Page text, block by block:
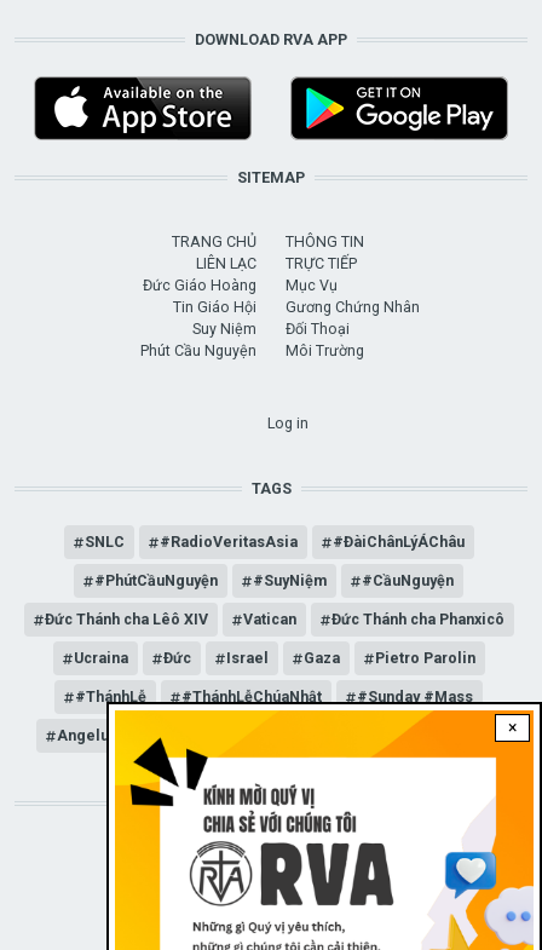
×
DOWNLOAD RVA APP
SITEMAP
TRANG CHỦ
LIÊN LẠC
Đức Giáo Hoàng
Tin Giáo Hội
Suy Niệm
Phút Cầu Nguyện
THÔNG TIN
TRỰC TIẾP
Mục Vụ
Gương Chứng Nhân
Đối Thoại
Môi Trường
Log in
TAGS
SNLC #RadioVeritasAsia #ĐàiChânLýÁChâu
#PhútCầuNguyện #SuyNiệm #CầuNguyện
Đức Thánh cha Lêô XIV Vatican Đức Thánh cha Phanxicô
Ucraina Đức Israel Gaza Pietro Parolin
#ThánhLễ #ThánhLễChúaNhật #Sunday #Mass
Angelus Đức Giáo hoàng Lêô XIV General Audience
STAY CONNECTED WITH US!